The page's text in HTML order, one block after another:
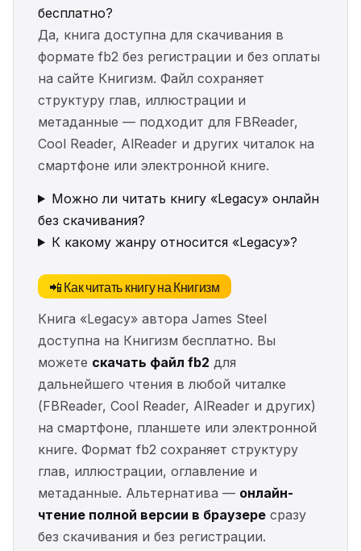
бесплатно?
Да, книга доступна для скачивания в
формате fb2 без регистрации и без оплаты
на сайте Книгизм. Файл сохраняет
структуру глав, иллюстрации и
метаданные — подходит для FBReader,
Cool Reader, AlReader и других читалок на
смартфоне или электронной книге.
Можно ли читать книгу «Legacy» онлайн
без скачивания?
К какому жанру относится «Legacy»?
📲 Как читать книгу на Книгизм
Книга «Legacy» автора James Steel
доступна на Книгизм бесплатно. Вы
можете скачать файл fb2 для
дальнейшего чтения в любой читалке
(FBReader, Cool Reader, AlReader и других)
на смартфоне, планшете или электронной
книге. Формат fb2 сохраняет структуру
глав, иллюстрации, оглавление и
метаданные. Альтернатива — онлайн-
чтение полной версии в браузере сразу
без скачивания и без регистрации.